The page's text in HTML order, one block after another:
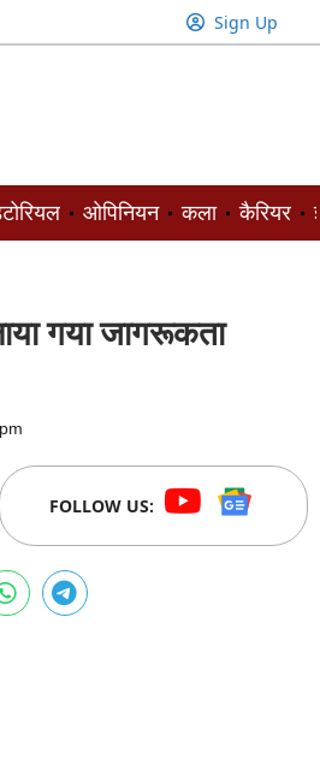
Sign Up
ओपिनियन कला कैरियर
गया जागरूकता
FOLLOW US: